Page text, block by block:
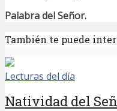
Palabra del Señor.
También te puede
Lecturas del día
Natividad del